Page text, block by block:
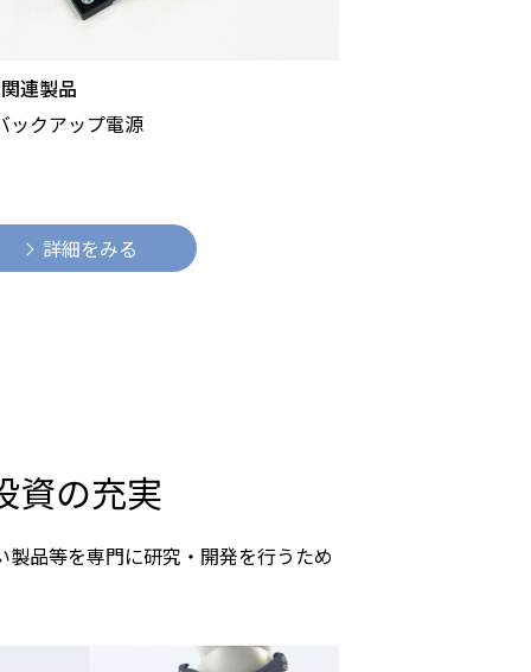
連製品
ックアップ電源
詳細をみる
資の充実
品等を専門に研究・開発を行うため